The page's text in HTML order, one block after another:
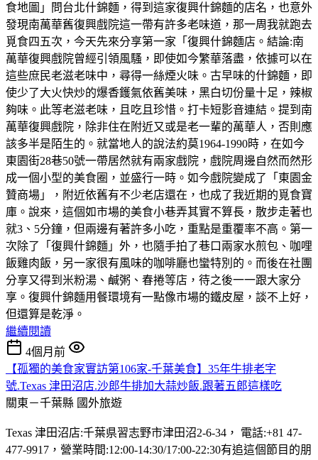
食地圖」問台北什錦麵，得到這家復興什錦麵的店名，也意外
發現南萬華舊復興戲院這一帶有許多老味道，那一周我就跑去
覓食四五次，今天先來分享第一家「復興什錦麵店。結論:南
萬華復興戲院曾經引領風騷，即使如今繁華落盡，依據可以在
這些庶民老滋老味中，尋得一絲煙火味。古早味的什錦麵，即
使少了大火快炒的爆香鑊氣依舊美味，黑白切份量十足，辣椒
夠味。此等老滋老味，且吃且珍惜。打卡短影音連結。提到南
萬華復興戲院，除非住在附近又或是老一輩的萬華人，否則應
該多半是陌生的。就當地人的說法約莫1964-1990時，在如今
東園街28巷50號一帶居然就有兩家戲院，戲院周邊自然而然形
成一個小型的美食圈，並盛行一時。如今戲院變成了「東園金
贊商場」，附近依舊有不少老店還在，也成了我近期的覓食寶
庫。說來，這個如市場的美食小巷弄其實不算長，散步走著也
就3、5分鐘，但兩邊有著許多小吃，重點是重覆率不高。第一
次除了「復興什錦麵」外，也隨手拍了巷口兩家水煎包、咖哩
飯雞肉飯，另一家很有風味的咖啡廳也蠻特別的。而後在社團
分享又得到米粉湯、鹹粥、春捲等店，待之後一一跟大家分
享。復興什錦麵用餐環境有一點像市場的鐵皮屋，談不上好，
但還算是乾淨。
繼續閱讀
4個月前
【孤獨的美食家實訪第106家-千葉美食】35年牛排老字
號.Texas 津田沼店.沙郎牛排加大蒜炒飯.跟著五郎這樣吃
關東－千葉縣 國外旅遊
Texas 津田沼店:千葉県習志野市津田沼2-6-34， 電話:+81 47-
477-9917，營業時間:12:00-14:30/17:00-22:30有追這個節目的朋